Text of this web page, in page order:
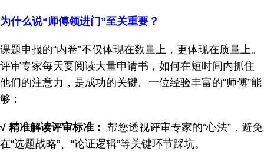
为什么说“师傅领进门”至关重要？
课题申报的“内卷”不仅体现在数量上，更体现在质量上。
评审专家每天要阅读大量申请书，如何在短时间内抓住
他们的注意力，是成功的关键。一位经验丰富的“师傅”能
够：
√ 精准解读评审标准： 帮您透视评审专家的“心法”，避免
在“选题战略”、“论证逻辑”等关键环节踩坑。